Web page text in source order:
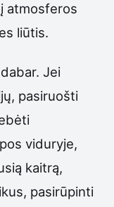
atmosferos
liūtis.
Jei
pasiruošti
viduryje,
kaitrą,
pasirūpinti